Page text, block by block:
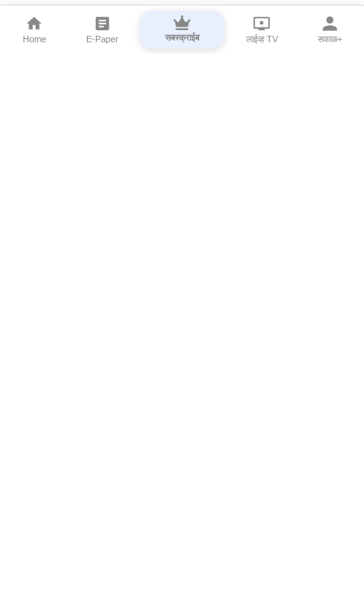
Home E-Paper सबस्क्राईब लाईव्ह TV सकाळ+